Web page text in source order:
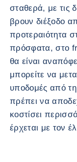
σταθερά, με τις
βρουν διέξοδο
προτεραιότητα
πρόσφατα, στο
θα είναι
μπορείτε να
υποδομές από
πρέπει να
κοστίσει
έρχεται με τον